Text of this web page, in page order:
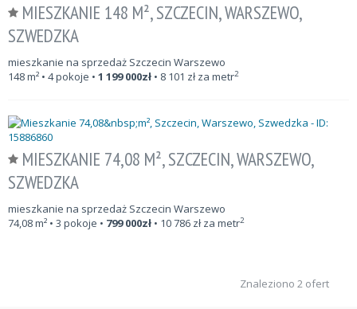
MIESZKANIE 148 M², SZCZECIN, WARSZEWO,
SZWEDZKA
mieszkanie na sprzedaż Szczecin Warszewo
148m² • 4 pokoje • 1 199 000zł • 8 101 zł za metr2
MIESZKANIE 74,08 M², SZCZECIN, WARSZEWO,
SZWEDZKA
mieszkanie na sprzedaż Szczecin Warszewo
74,08m² • 3 pokoje • 799 000zł • 10 786 zł za metr2
Znaleziono 2 ofert